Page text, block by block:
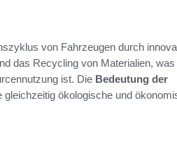
von Fahrzeugen durch
das Recycling von Materialien, was
ist. Die Bedeutung der
ökologische und